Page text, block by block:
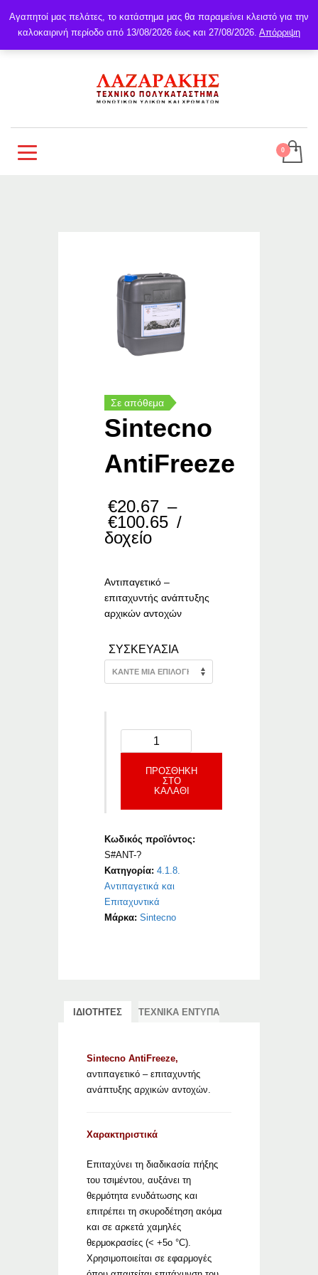
Σε απόθεμα
Sintecno
AntiFreeze
€20.67 –
€100.65 Price
/
δοχείο
Αντιπαγετικό –
επιταχυντής ανάπτυξης
αρχικών αντοχών
ΣΥΣΚΕΥΑΣΙΑ
ΠΡΟΣΘΉΚΗ
ΣΤΟ
ΚΑΛΆΘΙ
Κωδικός προϊόντος:
S#ANT-?
Κατηγορία:4.1.8.
Αντιπαγετικά και
Επιταχυντικά
Μάρκα:Sintecno
ΙΔΙΟΤΗΤΕΣ ΤΕΧΝΙΚΑ ΕΝΤΥΠΑ
Sintecno AntiFreeze,
αντιπαγετικό – επιταχυντής
ανάπτυξης αρχικών αντοχών.
Χαρακτηριστικά
Επιταχύνει τη διαδικασία πήξης
του τσιμέντου, αυξάνει τη
θερμότητα ενυδάτωσης και
επιτρέπει τη σκυροδέτηση ακόμα
και σε αρκετά χαμηλές
θερμοκρασίες (< +5o °C).
Χρησιμοποιείται σε εφαρμογές
Αγαπητοί μας πελάτες, το κατάστημα μας θα παραμείνει κλειστό για την
καλοκαιρινή περίοδο από 13/08/2026 έως και 27/08/2026. Απόρριψη